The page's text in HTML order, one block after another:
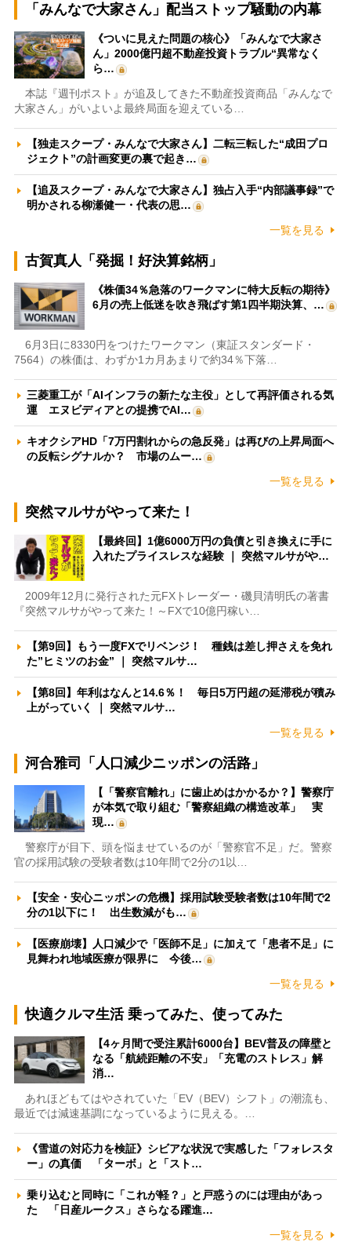
「みんなで大家さん」配当ストップ騒動の内幕
《ついに見えた問題の核心》「みんなで大家さ
ん」2000億円超不動産投資トラブル“異常なく
ら…
本誌『週刊ポスト』が追及してきた不動産投資商品「みんなで
大家さん」がいよいよ最終局面を迎えている…
【独走スクープ・みんなで大家さん】二転三転した“成田プロ
ジェクト”の計画変更の裏で起き…
【追及スクープ・みんなで大家さん】独占入手“内部議事録”で
明かされる柳瀬健一・代表の思…
一覧を見る
古賀真人「発掘！好決算銘柄」
《株価34％急落のワークマンに特大反転の期待》
6月の売上低迷を吹き飛ばす第1四半期決算、…
6月3日に8330円をつけたワークマン（東証スタンダード・
7564）の株価は、わずか1カ月あまりで約34％下落…
三菱重工が「AIインフラの新たな主役」として再評価される気
運 エヌビディアとの提携でAI…
キオクシアHD「7万円割れからの急反発」は再びの上昇局面へ
の反転シグナルか？ 市場のムー…
一覧を見る
突然マルサがやって来た！
【最終回】1億6000万円の負債と引き換えに手に
入れたプライスレスな経験 ｜ 突然マルサがや…
2009年12月に発行された元FXトレーダー・磯貝清明氏の著書
『突然マルサがやって来た！～FXで10億円稼い…
【第9回】もう一度FXでリベンジ！ 種銭は差し押さえを免れ
た”ヒミツのお金” ｜ 突然マルサ…
【第8回】年利はなんと14.6％！ 毎日5万円超の延滞税が積み
上がっていく ｜ 突然マルサ…
一覧を見る
河合雅司「人口減少ニッポンの活路」
【「警察官離れ」に歯止めはかかるか？】警察庁
が本気で取り組む「警察組織の構造改革」 実
現…
警察庁が目下、頭を悩ませているのが「警察官不足」だ。警察
官の採用試験の受験者数は10年間で2分の1以…
【安全・安心ニッポンの危機】採用試験受験者数は10年間で2
分の1以下に！ 出生数減がも…
【医療崩壊】人口減少で「医師不足」に加えて「患者不足」に
見舞われ地域医療が限界に 今後…
一覧を見る
快適クルマ生活 乗ってみた、使ってみた
【4ヶ月間で受注累計6000台】BEV普及の障壁と
なる「航続距離の不安」「充電のストレス」解
消…
あれほどもてはやされていた「EV（BEV）シフト」の潮流も、
最近では減速基調になっているように見える。…
《雪道の対応力を検証》シビアな状況で実感した「フォレスタ
ー」の真価 「ターボ」と「スト…
乗り込むと同時に「これが軽？」と戸惑うのには理由があっ
た 「日産ルークス」さらなる躍進…
一覧を見る